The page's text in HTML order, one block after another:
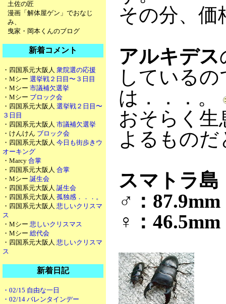
土佐の匠
漫画「解体屋ゲン」でおなじ
み、
曳家・岡本くんのブログ
新着コメント
・四国系元大阪人 衆院選の応援
・Mシー 選挙戦２日目〜３日目
・Mシー 市議補欠選挙
・Mシー ブロック会
・四国系元大阪人 選挙戦２日目〜
３日目
・四国系元大阪人 市議補欠選挙
・けんけん ブロック会
・四国系元大阪人 今日も街歩きウ
オーキング
・Marcy 合掌
・四国系元大阪人 合掌
・Mシー 誕生会
・四国系元大阪人 誕生会
・四国系元大阪人 孤独感．．．。
・四国系元大阪人 悲しいクリスマ
ス
・Mシー 悲しいクリスマス
・Mシー 総代会
・四国系元大阪人 悲しいクリスマ
ス
新着日記
・02/15 自由な一日
・02/14 バレンタインデー
その分、
アルキデス
している
は．．．。
おそらく生
よるもの
スマトラ
♂：87.9mm
♀：46.5mm